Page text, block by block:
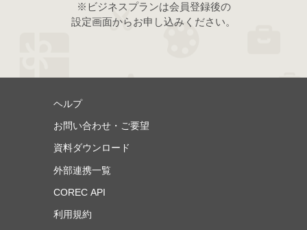
※ビジネスプランは会員登録後の
設定画面からお申し込みください。
ヘルプ
お問い合わせ・ご要望
資料ダウンロード
外部連携一覧
COREC API
利用規約